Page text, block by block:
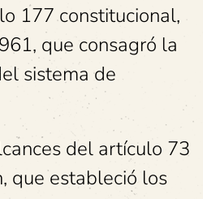
177 constitucional,
que consagró la
sistema de
del artículo 73
que estableció los